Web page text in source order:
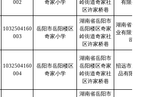
002
奇家小学
岭街道奇家社
区许家桥巷
有限公司
1032504160
003
岳阳市岳阳楼区
奇家小学
湖南省岳阳市
岳阳楼区奇家
岭街道奇家社
区许家桥巷
湖南省长康实
业有限责任公
司
1032504160
004
岳阳市岳阳楼区
奇家小学
湖南省岳阳市
岳阳楼区奇家
岭街道奇家社
区许家桥巷
招远市康钧食
品有限公司
湖南省岳阳市